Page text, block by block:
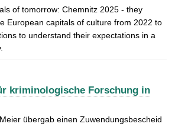
of tomorrow: Chemnitz 2025 - they
European capitals of culture from 2022 to
to understand their expectations in a
kriminologische Forschung in
übergab einen Zuwendungsbescheid